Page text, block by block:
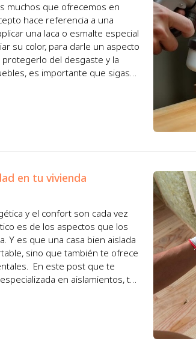
muchos que ofrecemos en
hace referencia a una
una laca o esmalte especial
su color, para darle un aspecto
del desgaste y la
es importante que sigas
en tu vivienda
y el confort son cada vez
es de los aspectos que los
Y es que una casa bien aislada
sino que también te ofrece
En este post que te
en aislamientos, te